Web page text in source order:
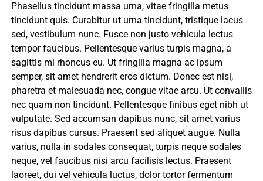
Phasellus tincidunt massa urna, vitae fringilla metus
tincidunt quis. Curabitur ut urna tincidunt, tristique lacus
sed, vestibulum nunc. Fusce non justo vehicula lectus
tempor faucibus. Pellentesque varius turpis magna, a
sagittis mi rhoncus eu. Ut fringilla magna ac ipsum
semper, sit amet hendrerit eros dictum. Donec est nisi,
pharetra et malesuada nec, congue vitae arcu. Ut convallis
nec quam non tincidunt. Pellentesque finibus eget nibh ut
vulputate. Sed accumsan dapibus nunc, sit amet varius
risus dapibus cursus. Praesent sed aliquet augue. Nulla
varius, nulla in sodales consequat, turpis neque sodales
neque, vel faucibus nisi arcu facilisis lectus. Praesent
laoreet, dui vel vehicula luctus, dolor tortor fermentum